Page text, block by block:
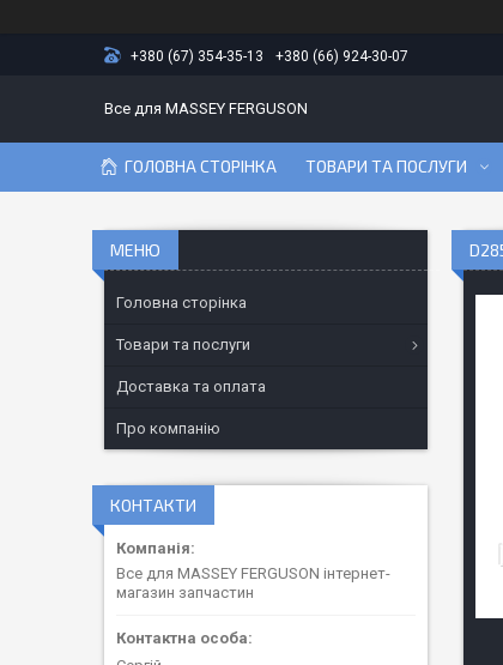
+380 (67) 354-35-13 +380 (66) 924-30-07
Все для MASSEY FERGUSON
ГОЛОВНА СТОРІНКА ТОВАРИ ТА ПОСЛУГИ
Головна сторінка
Товари та послуги
Доставка та оплата
Про компанію
КОНТАКТИ
Все для MASSEY FERGUSON інтернет-
магазин запчастин